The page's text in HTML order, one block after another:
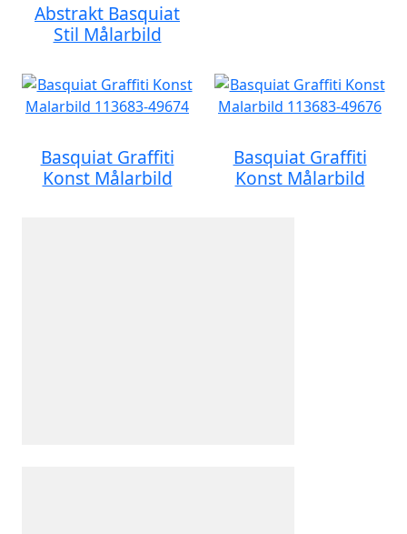
Abstrakt Basquiat
Stil Målarbild
Basquiat Graffiti
Konst Målarbild
Basquiat Graffiti
Konst Målarbild